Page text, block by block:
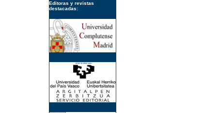
Editoras y revistas
destacadas: